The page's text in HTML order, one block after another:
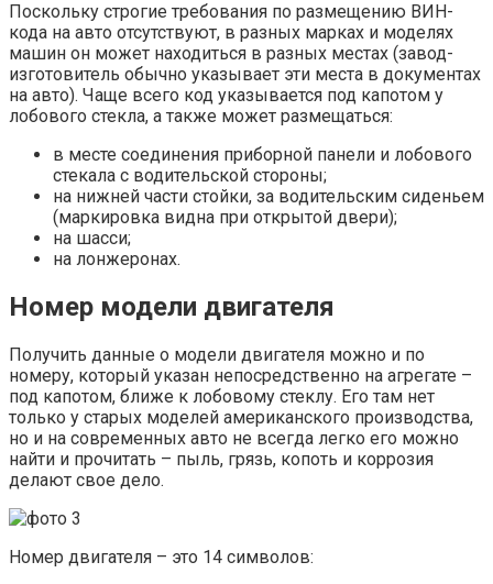
Поскольку строгие требования по размещению ВИН-
кода на авто отсутствуют, в разных марках и моделях
машин он может находиться в разных местах (завод-
изготовитель обычно указывает эти места в документах
на авто). Чаще всего код указывается под капотом у
лобового стекла, а также может размещаться:
в месте соединения приборной панели и лобового
стекала с водительской стороны;
на нижней части стойки, за водительским сиденьем
(маркировка видна при открытой двери);
на шасси;
на лонжеронах.
Номер модели двигателя
Получить данные о модели двигателя можно и по
номеру, который указан непосредственно на агрегате –
под капотом, ближе к лобовому стеклу. Его там нет
только у старых моделей американского производства,
но и на современных авто не всегда легко его можно
найти и прочитать – пыль, грязь, копоть и коррозия
делают свое дело.
Номер двигателя – это 14 символов: